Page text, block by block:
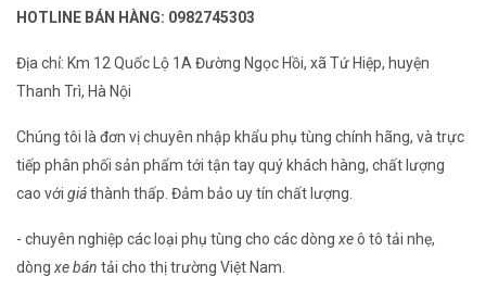
HOTLINE BÁN HÀNG: 0982745303
Địa chỉ: Km 12 Quốc Lộ 1A Đường Ngọc Hồi, xã Tứ Hiệp, huyện
Thanh Trì, Hà Nội
Chúng tôi là đơn vị chuyên nhập khẩu phụ tùng chính hãng, và trực
tiếp phân phối sản phẩm tới tận tay quý khách hàng, chất lượng
cao với giáthành thấp. Đảm bảo uy tín chất lượng.
- chuyên nghiệp các loại phụ tùng cho các dòng xeô tô tải nhẹ,
dòng xe bán tải cho thị trường Việt Nam.